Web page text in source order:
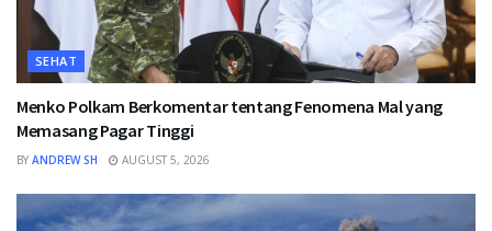
SEHAT
Menko Polkam Berkomentar tentang Fenomena Mal yang
Memasang Pagar Tinggi
BY ANDREW SH AUGUST 5, 2026